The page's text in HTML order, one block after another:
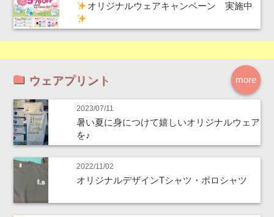
オリジナルウェアキャンペーン 実施中
more
ウェアプリント
2023/07/11
暑い夏に身につけて嬉しいオリジナルウェア
を♪
2022/11/02
オリジナルデザインTシャツ・ポロシャツ